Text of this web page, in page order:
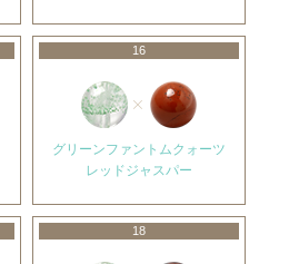
16
グリーンファントムクォーツ
レッドジャスパー
18